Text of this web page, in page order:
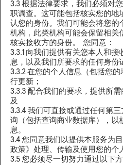
3.3 根据法律要求，我们必须对
职调查。这可能包括核实您的地
认您的身份。我们可能会将您的
机构，此类机构可能会保留相关
核实接收方的身份。 您同意：
3.3.1 向我们提供有关您本人和
息，以及我们所要求的任何身份
3.3.2 在您的个人信息（包括您
行更新；
3.3.3 配合我们的要求，提供所
及
3.3.4 我们可直接或通过任何第
询（包括查询商业数据库），以
息。
3.4 您同意我们以提供本服务为
政策》处理、传输及使用您的个
3.5 您必须尽一切努力通过以下